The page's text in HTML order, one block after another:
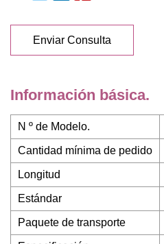
Enviar Consulta
Información básica.
N º de Modelo.
Cantidad mínima de pedido
Longitud
Estándar
Paquete de transporte